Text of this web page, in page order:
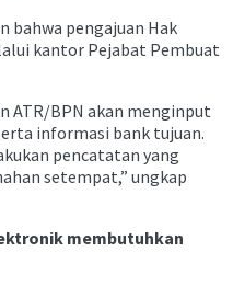
bahwa pengajuan Hak
kantor Pejabat Pembuat
ATR/BPN akan menginput
informasi bank tujuan.
pencatatan yang
setempat,” ungkap
membutuhkan